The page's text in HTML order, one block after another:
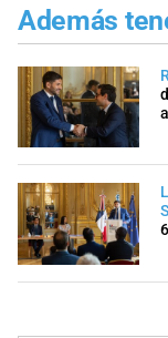
Además